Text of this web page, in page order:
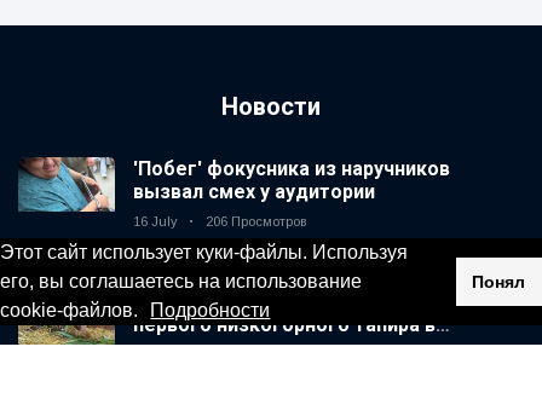
Этот сайт использует куки-файлы. Используя
его, вы соглашаетесь на использование
cookie-файлов.
Подробности
Понял
Новости
'Побег' фокусника из наручников
вызвал смех у аудитории
16 July 206 Просмотров
Консерваторы отмечают рождение
первого низкогорного тапира в
зоопарке Великобритании за 14 лет